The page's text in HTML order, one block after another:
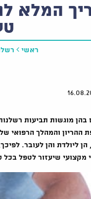
המלא
ראשי
מוגשות תביעות
והמהלך הרפואי
ליולדת והן לעובר.
מקצועי שיעזור לטפל